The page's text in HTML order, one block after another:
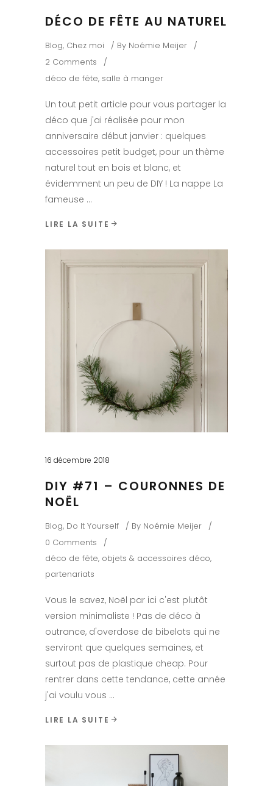
DÉCO DE FÊTE AU NATUREL
Blog, Chez moi By Noémie Meijer
2 Comments
déco de fête, salle à manger
Un tout petit article pour vous partager la
déco que j'ai réalisée pour mon
anniversaire début janvier : quelques
accessoires petit budget, pour un thème
naturel tout en bois et blanc, et
évidemment un peu de DIY ! La nappe La
fameuse
LIRE LA SUITE
16 décembre 2018
DIY #71 – COURONNES DE
NOËL
Blog, Do It Yourself By Noémie Meijer
0 Comments
déco de fête, objets & accessoires déco,
partenariats
Vous le savez, Noël par ici c'est plutôt
version minimaliste ! Pas de déco à
outrance, d'overdose de bibelots qui ne
serviront que quelques semaines, et
surtout pas de plastique cheap. Pour
rentrer dans cette tendance, cette année
j'ai voulu vous
LIRE LA SUITE